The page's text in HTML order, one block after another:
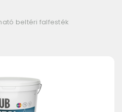
beltéri falfesték